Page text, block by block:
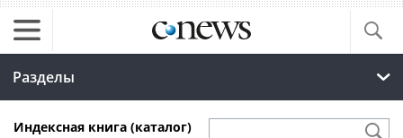
Разделы
Индексная книга (каталог)